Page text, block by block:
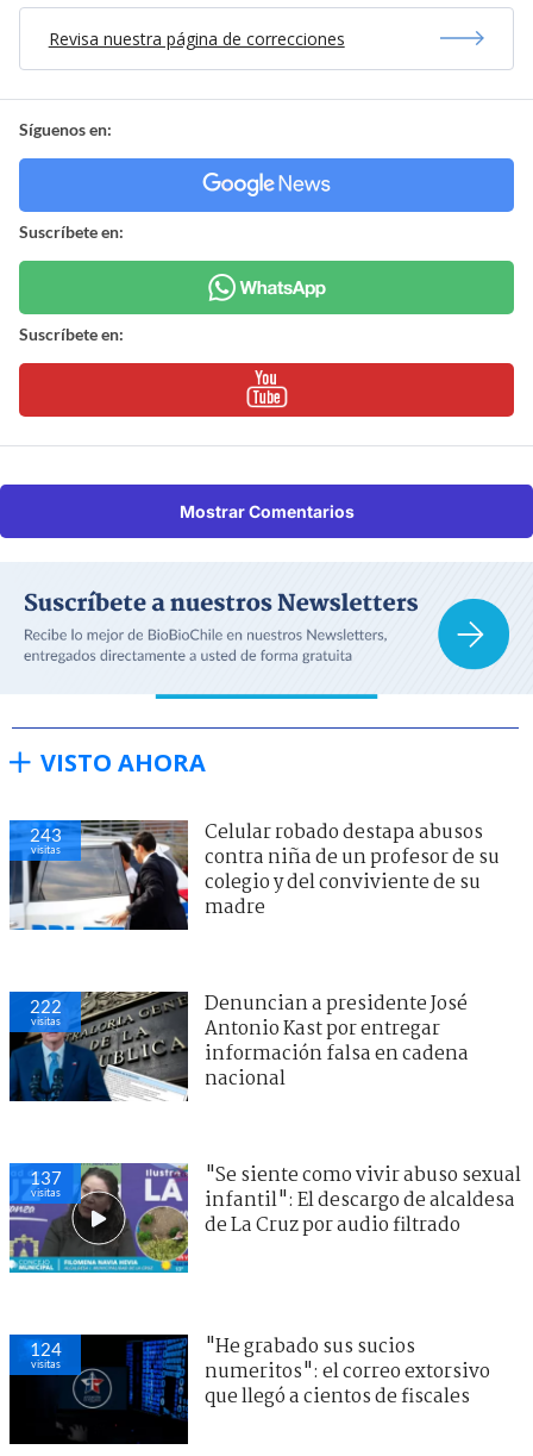
Revisa nuestra página de correcciones
Síguenos en:
Suscríbete en:
Suscríbete en:
Mostrar Comentarios
VISTO AHORA
243
visitas
Celular robado destapa abusos
contra niña de un profesor de su
colegio y del conviviente de su
madre
222
visitas
Denuncian a presidente José
Antonio Kast por entregar
información falsa en cadena
nacional
137
visitas
"Se siente como vivir abuso sexual
infantil": El descargo de alcaldesa
de La Cruz por audio filtrado
124
visitas
"He grabado sus sucios
numeritos": el correo extorsivo
que llegó a cientos de fiscales